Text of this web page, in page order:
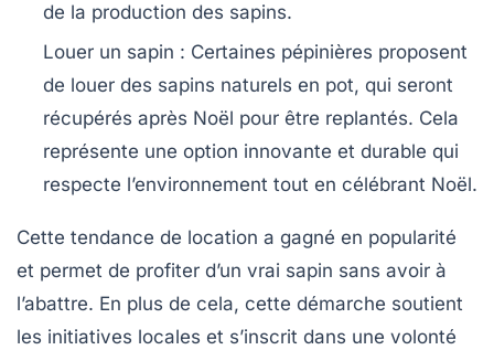
de la production des sapins.
Louer un sapin : Certaines pépinières proposent
de louer des sapins naturels en pot, qui seront
récupérés après Noël pour être replantés. Cela
représente une option innovante et durable qui
respecte l’environnement tout en célébrant Noël.
Cette tendance de location a gagné en popularité
et permet de profiter d’un vrai sapin sans avoir à
l’abattre. En plus de cela, cette démarche soutient
les initiatives locales et s’inscrit dans une volonté